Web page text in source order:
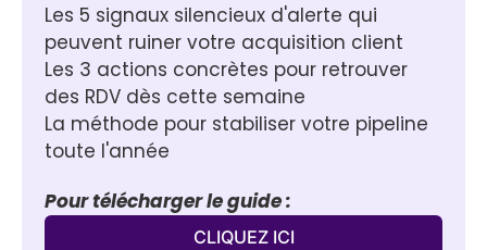
Les 5 signaux silencieux d'alerte qui
peuvent ruiner votre acquisition client
Les 3 actions concrètes pour retrouver
des RDV dès cette semaine
La méthode pour stabiliser votre pipeline
toute l'année
Pour télécharger le guide :
CLIQUEZ ICI